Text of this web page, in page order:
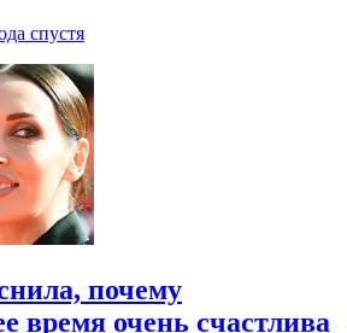
спустя
почему
время очень счастлива